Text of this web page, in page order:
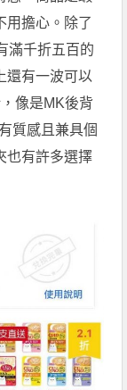
用擔心。除了
滿千折五百的
還有一波可以
像是MK後背
質感且兼具個
也有許多選擇